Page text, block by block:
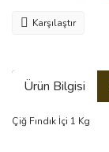
Karşılaştır
Ürün Bilgisi
Çiğ Fındık İçi 1 Kg